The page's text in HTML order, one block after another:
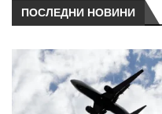
ПОСЛЕДНИ НОВИНИ